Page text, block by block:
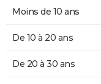
Moins de 10 ans
De 10 à 20 ans
De 20 à 30 ans